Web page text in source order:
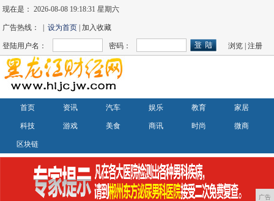
现在是：2026-08-08 19:18:31 星期六
广告热线： |设为首页 | 加入收藏
登陆用户名： 密码： 浏览 |注册
首页 资讯 汽车 娱乐 教育 家居
科技 游戏 美食 商讯 时尚 微商
区块链
广告